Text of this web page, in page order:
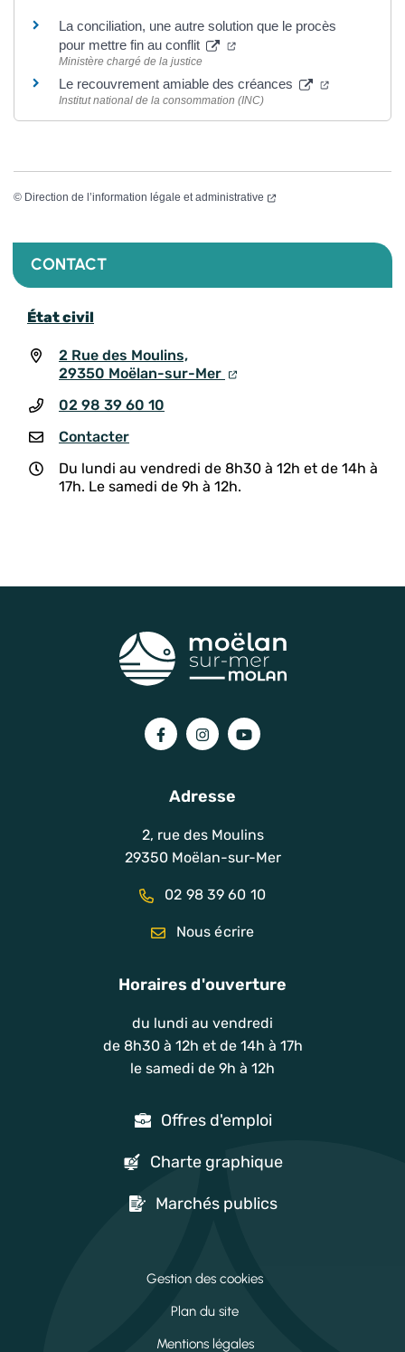
La conciliation, une autre solution que le procès
pour mettre fin au conflit
Ministère chargé de la justice
Le recouvrement amiable des créances
Institut national de la consommation (INC)
© Direction de l’information légale et administrative
CONTACT
État civil
2 Rue des Moulins,
29350 Moëlan-sur-Mer
02 98 39 60 10
Contacter
Du lundi au vendredi de 8h30 à 12h et de 14h à
17h. Le samedi de 9h à 12h.
Lien vers le compte Facebook
Lien vers le compte Instagram
Lien vers la chaîne
Adresse
2, rue des Moulins
29350 Moëlan-sur-Mer
02 98 39 60 10
Nous écrire
Horaires d'ouverture
du lundi au vendredi
de 8h30 à 12h et de 14h à 17h
le samedi de 9h à 12h
Offres d'emploi
Charte graphique
Marchés publics
Gestion des cookies
Plan du site
Mentions légales